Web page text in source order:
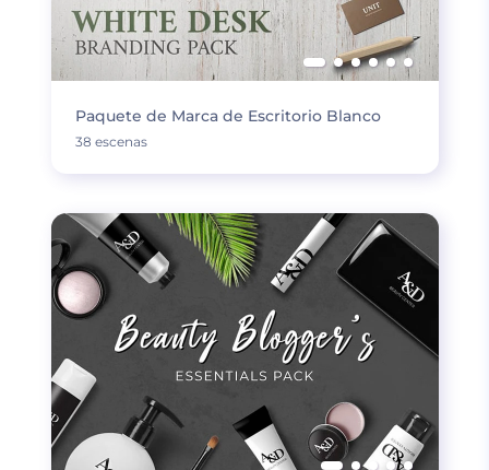
Paquete de Marca de Escritorio Blanco
38 escenas